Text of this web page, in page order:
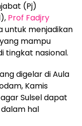
(Pj)
Prof Fadjry
untuk menjadikan
mampu
tingkat nasional.
digelar di Aula
Kamis
Sulsel dapat
hal